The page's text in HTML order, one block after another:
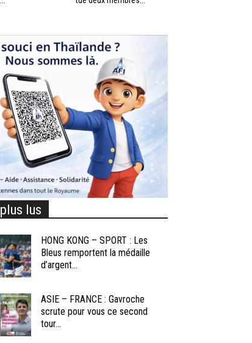
lus
HONG KONG – SPORT : Les
Bleus remportent la médaille
d’argent...
ASIE – FRANCE : Gavroche
scrute pour vous ce second
tour...